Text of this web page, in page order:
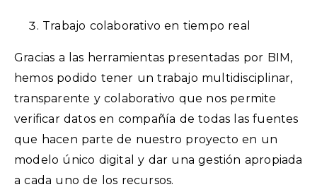
Trabajo colaborativo en tiempo real
Gracias a las herramientas presentadas por BIM,
hemos podido tener un trabajo multidisciplinar,
transparente y colaborativo que nos permite
verificar datos en compañía de todas las fuentes
que hacen parte de nuestro proyecto en un
modelo único digital y dar una gestión apropiada
a cada uno de los recursos.